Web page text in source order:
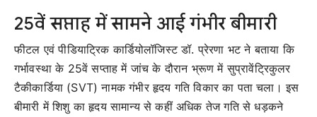
25वें सप्ताह में सामने आई गंभीर बीमारी
फीटल एवं पीडियाट्रिक कार्डियोलॉजिस्ट डॉ. प्रेरणा भट ने बताया कि
गर्भावस्था के 25वें सप्ताह में जांच के दौरान भ्रूण में सुप्रावेंट्रिकुलर
टैकीकार्डिया (SVT) नामक गंभीर हृदय गति विकार का पता चला। इस
बीमारी में शिशु का हृदय सामान्य से कहीं अधिक तेज गति से धड़कने